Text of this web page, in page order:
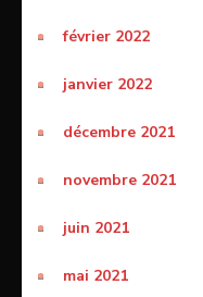
février 2022
janvier 2022
décembre 2021
novembre 2021
juin 2021
mai 2021